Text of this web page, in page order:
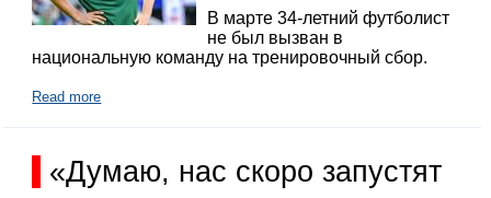
В марте 34-летний футболист
не был вызван в
национальную команду на тренировочный сбор.
Read more
«Думаю, нас скоро запустят